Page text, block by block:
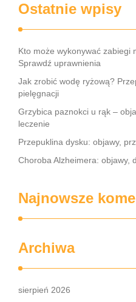
Ostatnie wpisy
Kto może wykonywać zabiegi
Sprawdź uprawnienia
Jak zrobić wodę ryżową?
pielęgnacji
Grzybica paznokci u rąk –
leczenie
Przepuklina dysku: objawy,
Choroba Alzheimera: objawy,
Najnowsze
Archiwa
sierpień 2026